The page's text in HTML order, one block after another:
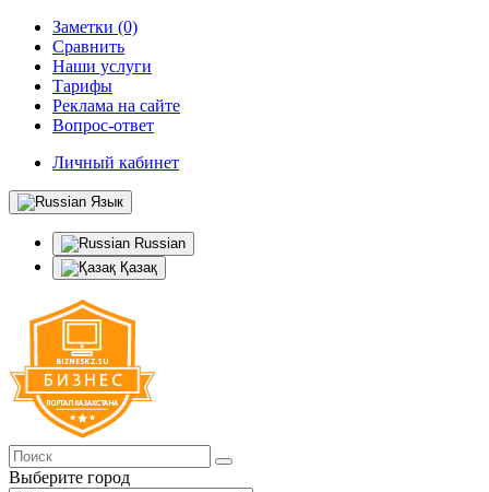
Заметки (0)
Сравнить
Наши услуги
Тарифы
Реклама на сайте
Вопрос-ответ
Личный кабинет
Язык
Russian
Қазақ
Выберите город